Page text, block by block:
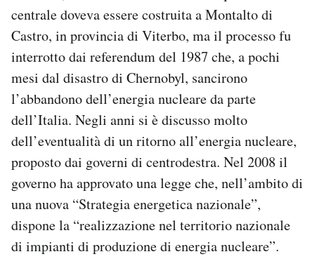
centrale doveva essere costruita a Montalto di
Castro, in provincia di Viterbo, ma il processo fu
interrotto dai referendum del 1987 che, a pochi
mesi dal disastro di Chernobyl, sancirono
l’abbandono dell’energia nucleare da parte
dell’Italia. Negli anni si è discusso molto
dell’eventualità di un ritorno all’energia nucleare,
proposto dai governi di centrodestra. Nel 2008 il
governo ha approvato una legge che, nell’ambito di
una nuova “Strategia energetica nazionale”,
dispone la “realizzazione nel territorio nazionale
di impianti di produzione di energia nucleare”.